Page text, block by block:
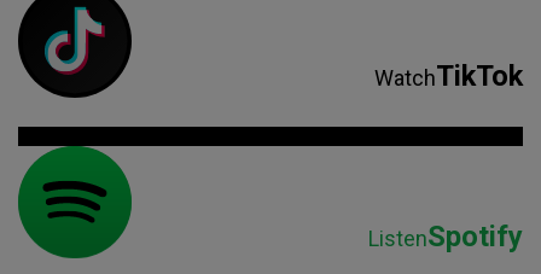
WatchTikTok
ListenSpotify